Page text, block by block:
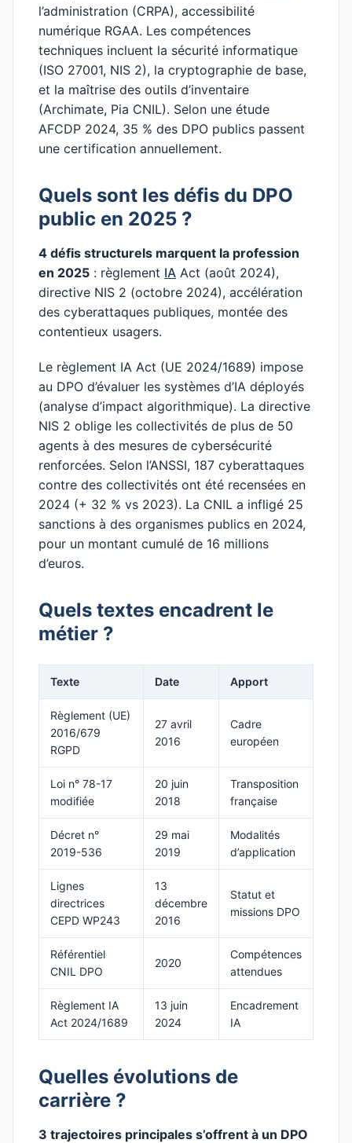
l’administration (CRPA), accessibilité
numérique RGAA. Les compétences
techniques incluent la sécurité informatique
(ISO 27001, NIS 2), la cryptographie de base,
et la maîtrise des outils d’inventaire
(Archimate, Pia CNIL). Selon une étude
AFCDP 2024, 35 % des DPO publics passent
une certification annuellement.
Quels sont les défis du DPO
public en 2025 ?
4 défis structurels marquent la profession
en 2025 : règlement IA Act (août 2024),
directive NIS 2 (octobre 2024), accélération
des cyberattaques publiques, montée des
contentieux usagers.
Le règlement IA Act (UE 2024/1689) impose
au DPO d’évaluer les systèmes d’IA déployés
(analyse d’impact algorithmique). La directive
NIS 2 oblige les collectivités de plus de 50
agents à des mesures de cybersécurité
renforcées. Selon l’ANSSI, 187 cyberattaques
contre des collectivités ont été recensées en
2024 (+ 32 % vs 2023). La CNIL a infligé 25
sanctions à des organismes publics en 2024,
pour un montant cumulé de 16 millions
d’euros.
Quels textes encadrent le
métier ?
Texte Date Apport
Règlement (UE)
2016/679
RGPD
27 avril
2016
Cadre
européen
Loi n° 78-17
modifiée
20 juin
2018
Transposition
française
Décret n°
2019-536
29 mai
2019
Modalités
d’application
Lignes
directrices
CEPD WP243
13
décembre
2016
Statut et
missions DPO
Référentiel
CNIL DPO
2020
Compétences
attendues
Règlement IA
Act 2024/1689
13 juin
2024
Encadrement
IA
Quelles évolutions de
carrière ?
3 trajectoires principales s’offrent à un DPO